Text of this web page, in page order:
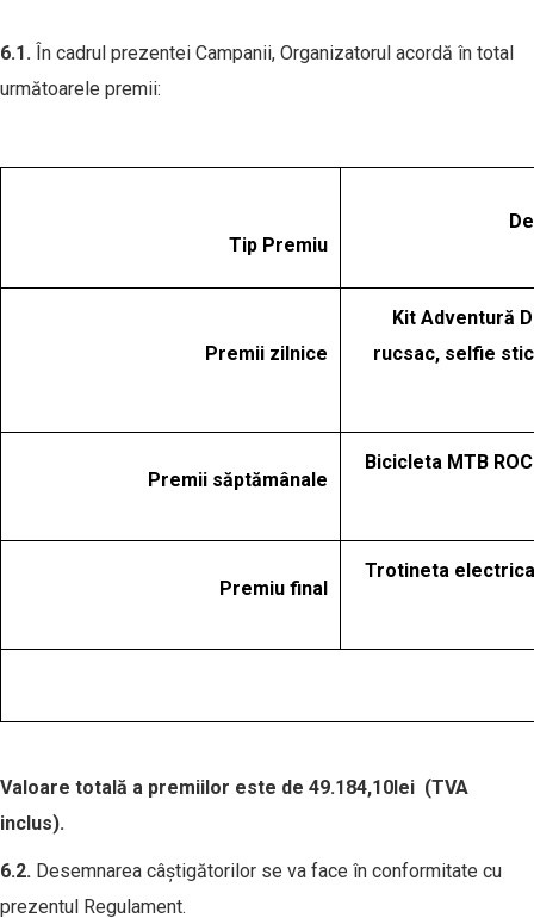
6.1. În cadrul prezentei Campanii, Organizatorul acordă în total
următoarele premii:
Tip Premiu
Premii zilnice
Kit Adventură
rucsac, selfie
Premii săptămânale
Bicicleta MTB
Premiu final
Trotineta
Valoare totală a premiilor este de 49.184,10lei (TVA
inclus).
6.2. Desemnarea câștigătorilor se va face în conformitate cu
prezentul Regulament.